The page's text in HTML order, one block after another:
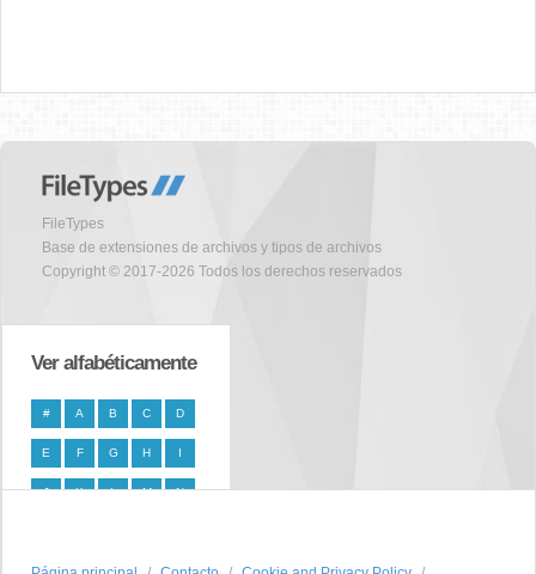
FileTypes
Base de extensiones de archivos y tipos de archivos
Copyright © 2017-2026 Todos los derechos reservados
Ver alfabéticamente
# A B C D
E F G H I
J K L M N
T U V W X